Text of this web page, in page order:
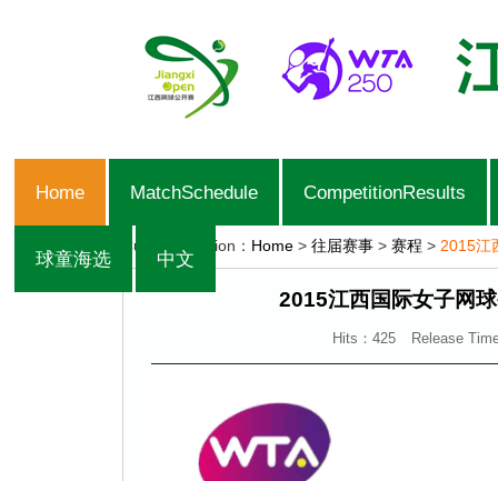
Home MatchSchedule CompetitionResults
球童海选 中文
Current Position： Home > 往届赛事 > 赛程 > 2015江
2015江西国际女子网
Hits： 425 Release